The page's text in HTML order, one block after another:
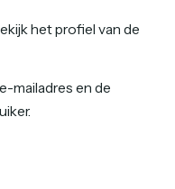
het profiel van de
mailadres en de